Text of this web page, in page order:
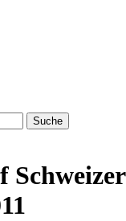
Suche
Schweizer